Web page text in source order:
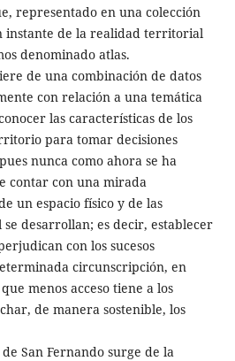
representado en una colección
instante de la realidad territorial
denominado atlas.
de una combinación de datos
con relación a una temática
las características de los
para tomar decisiones
nunca como ahora se ha
contar con una mirada
un espacio físico y de las
desarrollan; es decir, establecer
con los sucesos
circunscripción, en
menos acceso tiene a los
de manera sostenible, los
San Fernando surge de la